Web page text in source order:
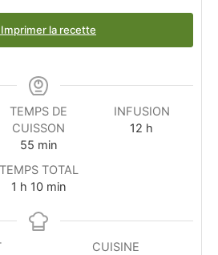
Imprimer la recette
TEMPS DE
CUISSON
55 min
INFUSION
12 h
TEMPS TOTAL
1 h 10 min
CUISINE